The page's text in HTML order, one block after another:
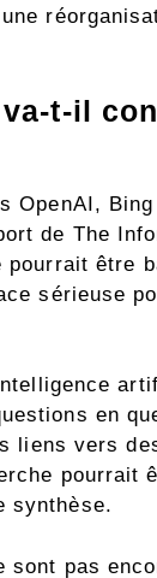
t-il
OpenAI,
de The
être
sérieuse
en
liens vers
pourrait
synthèse.
sont pas